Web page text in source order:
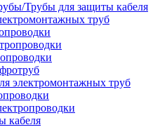
Трубы для защиты кабеля
труб
электромонтажных труб
кабеля